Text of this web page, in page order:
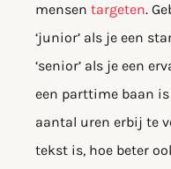
mensen targeten.
‘junior’ als je een
‘senior’ als je een
een parttime baan
aantal uren erbij te
tekst is, hoe beter